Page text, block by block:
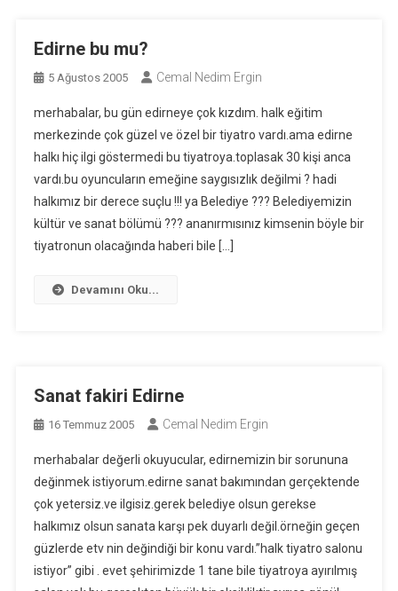
Edirne bu mu?
5 Ağustos 2005 Cemal Nedim Ergin
merhabalar, bu gün edirneye çok kızdım. halk eğitim
merkezinde çok güzel ve özel bir tiyatro vardı.ama edirne
halkı hiç ilgi göstermedi bu tiyatroya.toplasak 30 kişi anca
vardı.bu oyuncuların emeğine saygısızlık değilmi ? hadi
halkımız bir derece suçlu !!! ya Belediye ??? Belediyemizin
kültür ve sanat bölümü ??? ananırmısınız kimsenin böyle bir
tiyatronun olacağında haberi bile […]
Devamını Oku...
Sanat fakiri Edirne
16 Temmuz 2005 Cemal Nedim Ergin
merhabalar değerli okuyucular, edirnemizin bir sorununa
değinmek istiyorum.edirne sanat bakımından gerçektende
çok yetersiz.ve ilgisiz.gerek belediye olsun gerekse
halkımız olsun sanata karşı pek duyarlı değil.örneğin geçen
güzlerde etv nin değindiği bir konu vardı.”halk tiyatro salonu
istiyor” gibi . evet şehirimizde 1 tane bile tiyatroya ayırılmış